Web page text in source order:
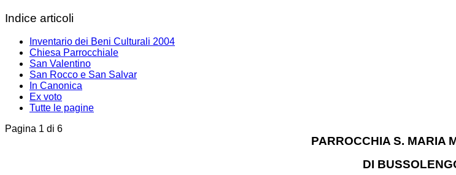
Indice articoli
Inventario dei Beni Culturali 2004
Chiesa Parrocchiale
San Valentino
San Rocco e San Salvar
In Canonica
Ex voto
Tutte le pagine
Pagina 1 di 6
PARROCCHIA S. MARIA
DI